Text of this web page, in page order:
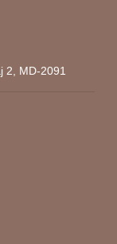
2, MD-2091